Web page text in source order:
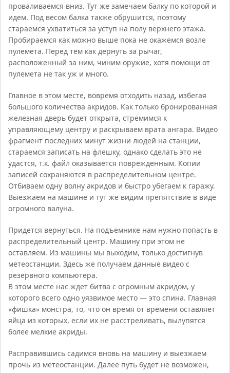
проваливаемся вниз. Тут же замечаем балку по которой и
идем. Под весом балка также обрушится, поэтому
стараемся ухватиться за уступ на полу верхнего этажа.
Пробираемся как можно выше пока не окажемся возле
пулемета. Перед тем как дернуть за рычаг,
расположенный за ним, чиним оружие, хотя помощи от
пулемета не так уж и много.
Главное в этом месте, вовремя отходить назад, избегая
большого количества акридов. Как только бронированная
железная дверь будет открыта, стремимся к
управляющему центру и раскрываем врата ангара. Видео
фрагмент последних минут жизни людей на станции,
стараемся записать на флешку, однако сделать это не
удастся, т.к. файл оказывается поврежденным. Копии
записей сохраняются в распределительном центре.
Отбиваем одну волну акридов и быстро убегаем к гаражу.
Выезжаем на машине и тут же видим препятствие в виде
огромного валуна.
Придется вернуться. На подъемнике нам нужно попасть в
распределительный центр. Машину при этом не
оставляем. Из машины мы выходим, только достигнув
метеостанции. Здесь же получаем данные видео с
резервного компьютера.
В этом месте нас ждет битва с огромным акридом, у
которого всего одно уязвимое место — это спина. Главная
«фишка» монстра, то, что он время от времени оставляет
яйца из которых, если их не расстреливать, вылупятся
более мелкие акриды.
Расправившись садимся вновь на машину и выезжаем
прочь из метеостанции. Далее путь будет не возможен,